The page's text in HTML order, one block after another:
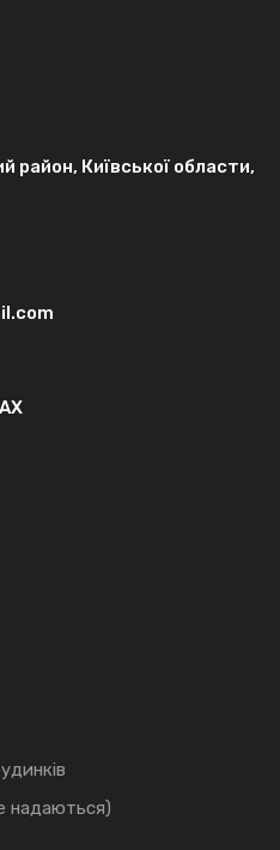
район, Київської области,
надаються)